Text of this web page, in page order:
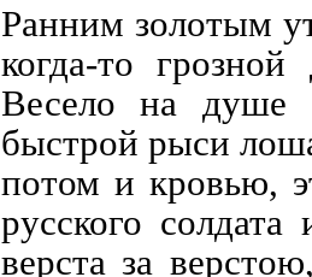
Ранним золотым
когда-то
Весело на душе
быстрой рыси
потом и кровью,
русского
верста за